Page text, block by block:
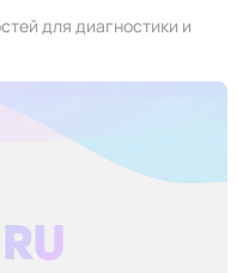
для диагностики и